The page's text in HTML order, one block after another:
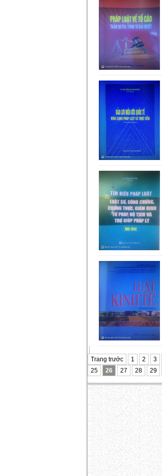
Trang trước 1 2 3
25
26 27 28 29